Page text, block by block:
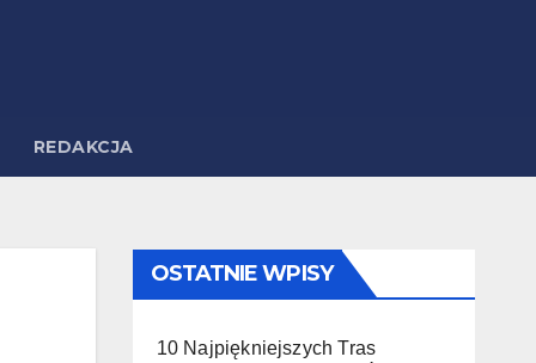
REDAKCJA
OSTATNIE WPISY
10 Najpiękniejszych Tras